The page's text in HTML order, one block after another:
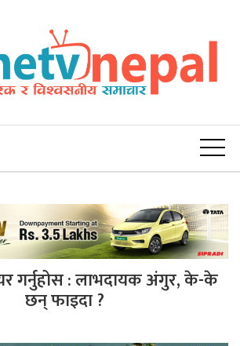
गर्नुहोस : लाभदायक अंगुर, के-के
छन् फाइदा ?